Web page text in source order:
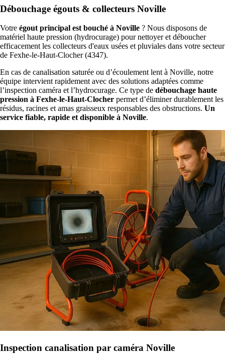
Débouchage égouts & collecteurs Noville
Votre égout principal est bouché à Noville ? Nous disposons de
matériel haute pression (hydrocurage) pour nettoyer et déboucher
efficacement les collecteurs d'eaux usées et pluviales dans votre secteur
de Fexhe-le-Haut-Clocher (4347).
En cas de canalisation saturée ou d’écoulement lent à Noville, notre
équipe intervient rapidement avec des solutions adaptées comme
l’inspection caméra et l’hydrocurage. Ce type de débouchage haute
pression à Fexhe-le-Haut-Clocher permet d’éliminer durablement les
résidus, racines et amas graisseux responsables des obstructions. Un
service fiable, rapide et disponible à Noville.
Inspection canalisation par caméra Noville